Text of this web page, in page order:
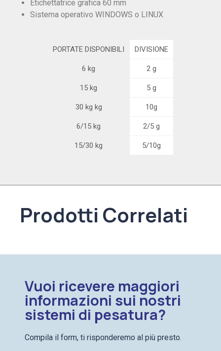
Etichettatrice grafica 60 mm
Sistema operativo WINDOWS o LINUX
PORTATE DISPONIBILI DIVISIONE
6 kg 2 g
15 kg 5 g
30 kg kg 10g
6/15 kg 2/5 g
15/30 kg 5/10g
Prodotti Correlati
Vuoi ricevere maggiori
informazioni sui nostri
sistemi di pesatura?
Compila il form, ti risponderemo al più presto.